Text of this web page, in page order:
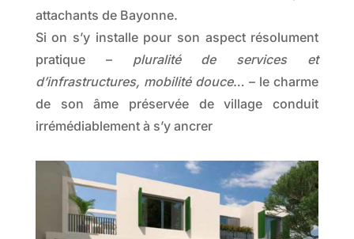
attachants de Bayonne.
Si on s’y installe pour son aspect résolument
pratique – pluralité de services et
d’infrastructures, mobilité douce… – le charme
de son âme préservée de village conduit
irrémédiablement à s’y ancrer